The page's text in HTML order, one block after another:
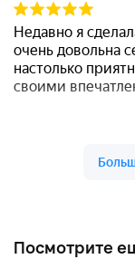
Посмотрите